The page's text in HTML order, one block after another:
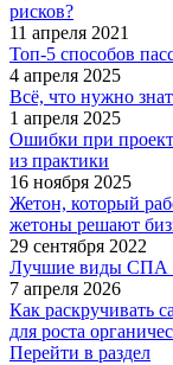
рисков?
11 апреля 2021
Топ-5 способов
4 апреля 2025
Всё, что нужно
1 апреля 2025
Ошибки при
из практики
16 ноября 2025
Жетон, который
жетоны решают
29 сентября 2022
Лучшие виды СПА
7 апреля 2026
Как раскручивать
для роста
Перейти в раздел